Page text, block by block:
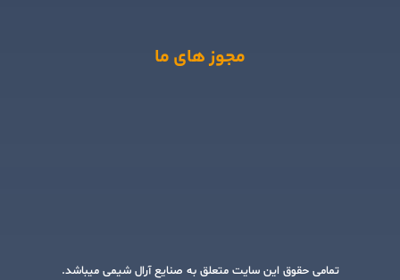
مجوز های ما
تمامی حقوق این سایت متعلق به صنایع آرال شیمی میباشد.